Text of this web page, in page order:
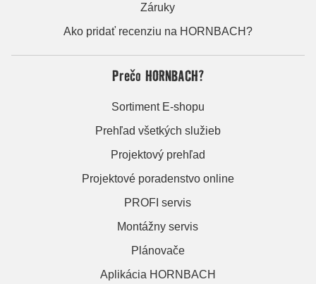
Záruky
Ako pridať recenziu na HORNBACH?
Prečo HORNBACH?
Sortiment E-shopu
Prehľad všetkých služieb
Projektový prehľad
Projektové poradenstvo online
PROFI servis
Montážny servis
Plánovače
Aplikácia HORNBACH